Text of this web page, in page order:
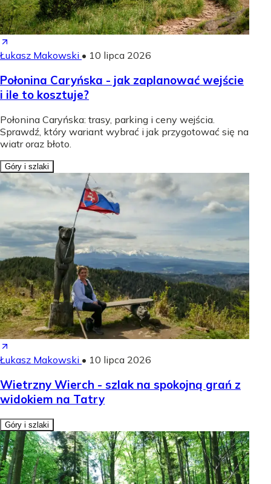
Łukasz Makowski • 10 lipca 2026
Połonina Caryńska - jak zaplanować wejście
i ile to kosztuje?
Połonina Caryńska: trasy, parking i ceny wejścia.
Sprawdź, który wariant wybrać i jak przygotować się na
wiatr oraz błoto.
Góry i szlaki
Łukasz Makowski • 10 lipca 2026
Wietrzny Wierch - szlak na spokojną grań z
widokiem na Tatry
Góry i szlaki